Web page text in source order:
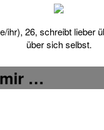
ihr), 26, schreibt lieber
über sich selbst.
…